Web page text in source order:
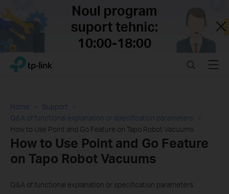
Close
Click
navigation
TP-Link, Reliably Smart SearchMenu
Home
Support
Q&A of functional explanation or specification parameters
How to Use Point and Go Feature on Tapo Robot Vacuums
How to Use Point and Go Feature
on Tapo Robot Vacuums
Q&A of functional explanation or specification parameters